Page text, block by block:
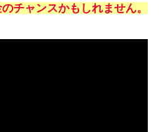
チャンスかもしれません。